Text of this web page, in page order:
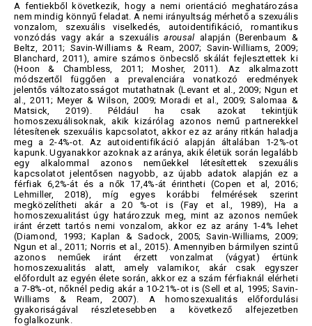
A fentiekből következik, hogy a nemi orientáció meghatározása
nem mindig könnyű feladat. A nemi irányultság mérhető a szexuális
vonzalom, szexuális viselkedés, autoidentifikáció, romantikus
vonzódás vagy akár a szexuálisarousal alapján (Berenbaum &
Beltz, 2011; Savin-Williams & Ream, 2007; Savin-Williams, 2009;
Blanchard, 2011), amire számos önbecslő skálát fejlesztettek ki
(Hoon & Chambless, 2011; Mosher, 2011). Az alkalmazott
módszertől függően a prevalenciára vonatkozó eredmények
jelentős változatosságot mutathatnak (Levant et al., 2009; Ngun et
al., 2011; Meyer & Wilson, 2009; Moradi et al., 2009; Salomaa &
Matsick, 2019). Például ha csak azokat tekintjük
homoszexuálisoknak, akik kizárólag azonos nemű partnerekkel
létesítenek szexuális kapcsolatot, akkor ez az arány ritkán haladja
meg a 2-4%-ot. Az autoidentifikáció alapján általában 1-2%-ot
kapunk. Ugyanakkor azoknak az aránya, akik életük során legalább
egy alkalommal azonos neműekkel létesítettek szexuális
kapcsolatot jelentősen nagyobb, az újabb adatok alapján ez a
férfiak 6,2%-át és a nők 17,4%-át érintheti (Copen et al, 2016;
Lehmiller, 2018), míg egyes korábbi felmérések szerint
megközelítheti akár a 20 %-ot is (Fay et al., 1989), Ha a
homoszexualitást úgy határozzuk meg, mint az azonos neműek
iránt érzett tartós nemi vonzalom, akkor ez az arány 1-4% lehet
(Diamond, 1993; Kaplan & Sadock, 2005; Savin-Williams, 2009;
Ngun et al., 2011; Norris et al., 2015). Amennyiben bármilyen szintű
azonos neműek iránt érzett vonzalmat (vágyat) értünk
homoszexualitás alatt, amely valamikor, akár csak egyszer
előfordult az egyén élete során, akkor ez a szám férfiaknál elérheti
a 7-8%-ot, nőknél pedig akár a 10-21%-ot is (Sell et al, 1995; Savin-
Williams & Ream, 2007). A homoszexualitás előfordulási
gyakoriságával részletesebben a következő alfejezetben
foglalkozunk.